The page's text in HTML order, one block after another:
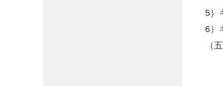
5）
6）
（